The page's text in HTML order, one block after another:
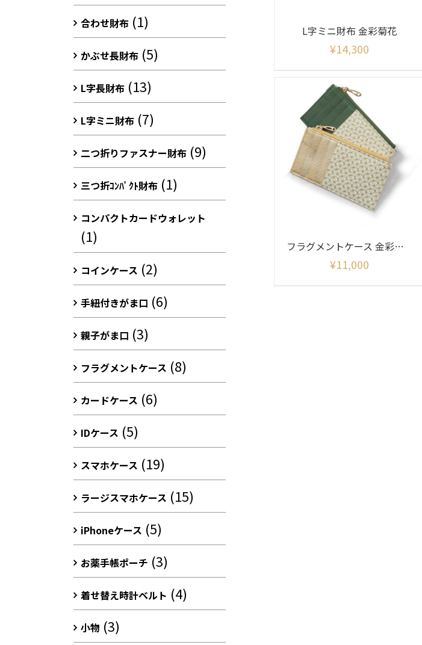
L字ミニ財布 金彩菊花
¥14,300
フラグメントケース 金彩麻の葉柄
¥11,000
合わせ財布 (1)
かぶせ長財布 (5)
L字長財布 (13)
L字ミニ財布 (7)
二つ折りファスナー財布 (9)
三つ折ｺﾝﾊﾟｸﾄ財布 (1)
コンパクトカードウォレット
(1)
コインケース (2)
手紐付きがま口 (6)
親子がま口 (3)
フラグメントケース (8)
カードケース (6)
IDケース (5)
スマホケース (19)
ラージスマホケース (15)
iPhoneケース (5)
お薬手帳ポーチ (3)
着せ替え時計ベルト (4)
小物 (3)